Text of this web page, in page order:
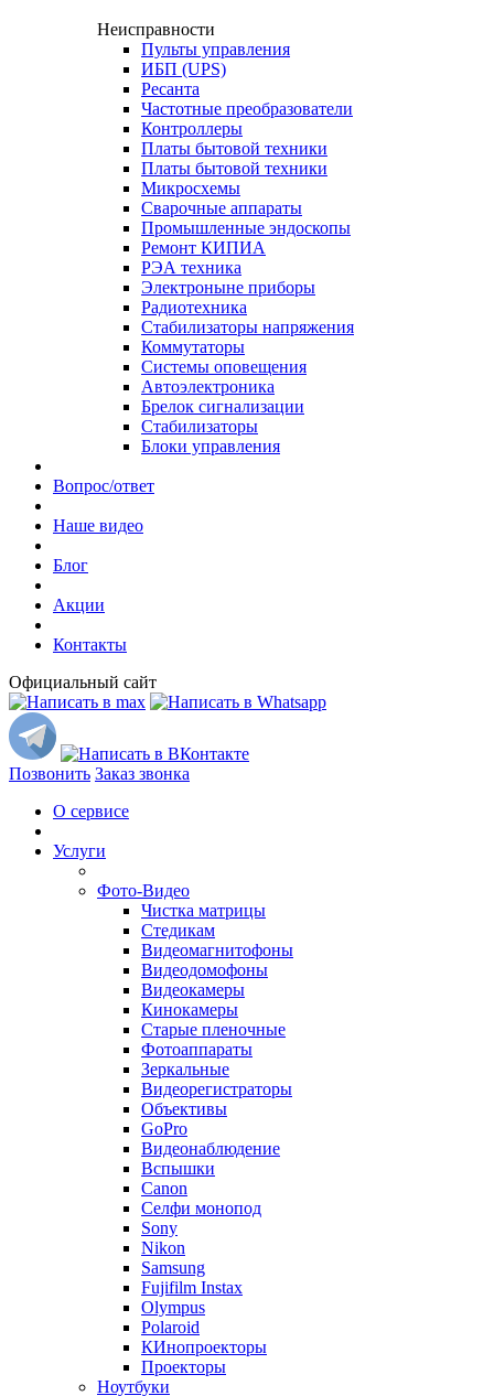
Неисправности
Пульты управления
ИБП (UPS)
Ресанта
Частотные преобразователи
Контроллеры
Платы бытовой техники
Платы бытовой техники
Микросхемы
Сварочные аппараты
Промышленные эндоскопы
Ремонт КИПИА
РЭА техника
Электроныне приборы
Радиотехника
Стабилизаторы напряжения
Коммутаторы
Системы оповещения
Автоэлектроника
Брелок сигнализации
Стабилизаторы
Блоки управления
Вопрос/ответ
Наше видео
Блог
Акции
Контакты
Официальный сайт
Позвонить Заказ звонка
О сервисе
Услуги
Фото-Видео
Чистка матрицы
Стедикам
Видеомагнитофоны
Видеодомофоны
Видеокамеры
Кинокамеры
Старые пленочные
Фотоаппараты
Зеркальные
Видеорегистраторы
Объективы
GoPro
Видеонаблюдение
Вспышки
Canon
Селфи монопод
Sony
Nikon
Samsung
Fujifilm Instax
Olympus
Polaroid
КИнопроекторы
Проекторы
Ноутбуки